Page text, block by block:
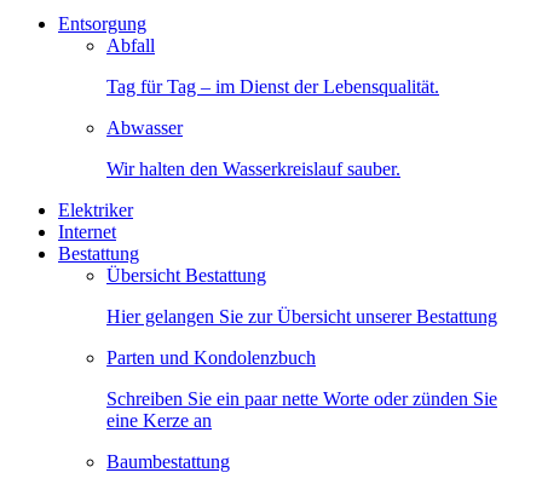
Entsorgung
Abfall
Tag für Tag – im Dienst der Lebensqualität.
Abwasser
Wir halten den Wasserkreislauf sauber.
Elektriker
Internet
Bestattung
Übersicht Bestattung
Hier gelangen Sie zur Übersicht unserer Bestattung
Parten und Kondolenzbuch
Schreiben Sie ein paar nette Worte oder zünden Sie
eine Kerze an
Baumbestattung